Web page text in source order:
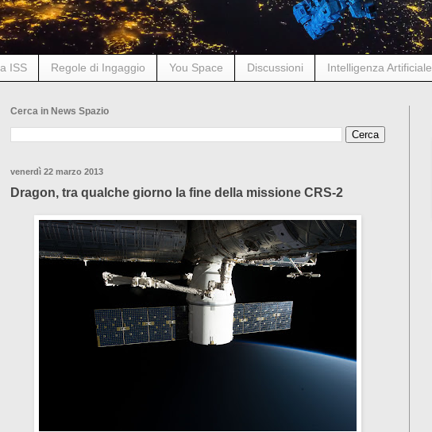
ISS Regole di Ingaggio You Space Discussioni Intelligenza Artificiale
Cerca in News Spazio
venerdì 22 marzo 2013
Dragon, tra qualche giorno la fine della missione CRS-2